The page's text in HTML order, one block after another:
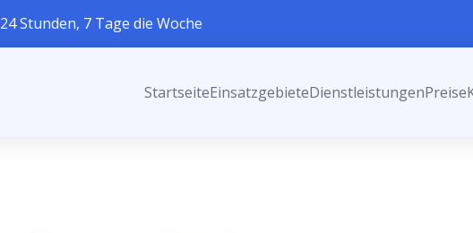
24 Stunden, 7 Tage die Woche
StartseiteEinsatzgebieteDienstleistungenPreise